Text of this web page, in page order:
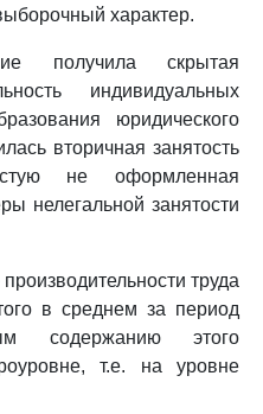
характер.
получила скрытая
индивидуальных
юридического
вторичная занятость
не оформленная
нелегальной занятости
труда
в среднем за период
содержанию этого
т.е. на уровне